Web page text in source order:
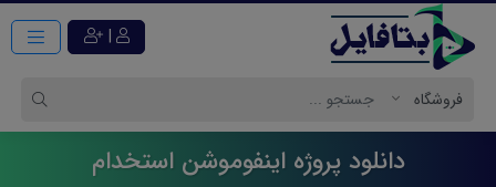
|
دانلود پروژه اینفوموشن استخدام